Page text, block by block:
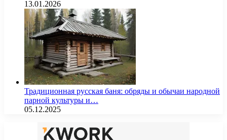
13.01.2026
Традиционная русская баня: обряды и обычаи народной
парной культуры и…
05.12.2025